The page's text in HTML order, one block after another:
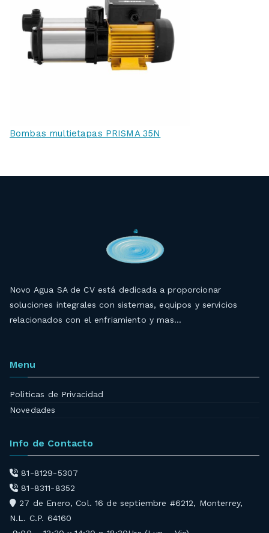
Bombas multietapas PRISMA 35N
Novo Agua SA de CV está dedicada a proporcionar
soluciones integrales con sistemas, equipos y servicios
relacionados con el enfriamiento y mas…
Menu
Politicas de Privacidad
Novedades
Info de Contacto
81-8129-5307
81-8311-8352
27 de Enero, Col. 16 de septiembre #6212, Monterrey,
N.L. C.P. 64160